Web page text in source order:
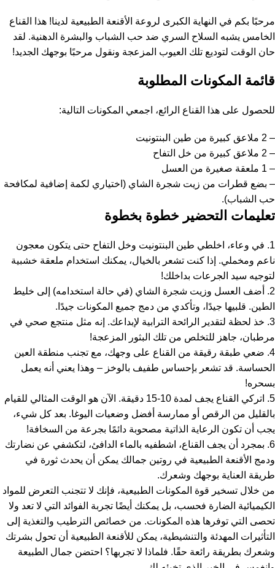
مرحبًا بكم في النهاية الكبرى لروعة الأقنعة الطبيعية لدينا! هذا القناع
الخامس يشبه السلاح السري ضد حب الشباب والبشرة الدهنية. لقد
حان الوقت لتوديع تلك العيوب المزعجة ونقول مرحبًا بوجهك الجديد!
قائمة المكونات المطلوبة
للحصول على هذا القناع الرائع، اجمعي المكونات التالية:
– 2 ملاعق كبيرة من طين البنتونيت
– 2 ملاعق كبيرة من خل التفاح
– 1 ملعقة صغيرة من العسل
– بضع قطرات من زيت شجرة الشاي (اختياري لكمة إضافية لمكافحة
حب الشباب).
تعليمات التحضير خطوة بخطوة
1. في وعاء، اخلطي طين البنتونيت وخل التفاح حتى يتكون معجون
ناعم ومخملي. إذا كنت تشعر بالخيال، يمكنك استخدام ملعقة خشبية
لتوجيه سيد الجرعات بداخلك!
2. أضف العسل وزيت شجرة الشاي (في حالة استخدامه) إلى خليط
الطين. قلبيها جيدًا، وتأكدي من دمج جميع المكونات جيدًا.
3. خذ لحظة لتقدير الرائحة الترابية لإبداعك. إنه مثل منتجع صحي في
مرطبان، جاهز للتخلص من تلك البثور المزعجة!
4. ضعي طبقة رقيقة من القناع على وجهك، مع تجنب منطقة العين
الحساسة. قد تشعر بإحساس طفيف بالوخز – وهذا يعني أنه يعمل
بسحره!
5. اتركي القناع يجف لمدة 10-15 دقيقة. الآن هو الوقت المثالي للقيام
بالقليل من الرقص أو ممارسة أفضل وضعيات اليوغا. بعد كل شيء،
يجب أن تكون الرعاية الذاتية مصحوبة دائمًا بجرعة من السخافة!
6. بمجرد أن يجف القناع، اشطفيه بالماء الدافئ، لتكشفي عن نضارتك
ودمج الأقنعة الطبيعية في روتين جمالك يمكن أن يحدث ثورة في
طريقة العناية بوجهك وشعرك.
من خلال تسخير قوة المكونات الطبيعية، فإنك لا تتجنب التعرض للمواد
الكيميائية الضارة فحسب، بل يمكنك أيضًا تجربة الفوائد التي لا تعد ولا
تحصى التي توفرها هذه المكونات. من خصائص الترطيب والتغذية إلى
التأثيرات المهدئة والتنشيطية، يمكن للأقنعة الطبيعية أن تحول بشرتك
وشعرك بطريقة رائعة حقًا. فلماذا لا تجربها؟ احتضن جمال الطبيعة